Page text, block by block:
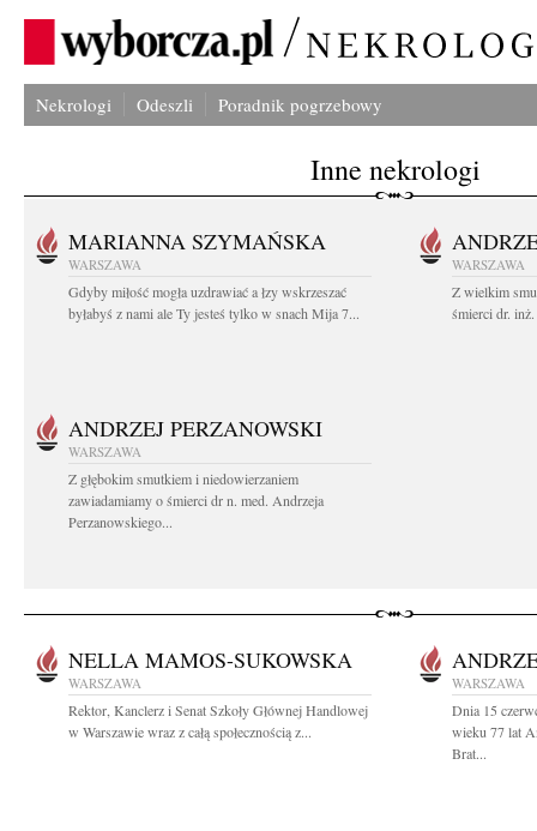
Nekrologi Odeszli Poradnik pogrzebowy
Inne nekrologi
MARIANNA SZYMAŃSKA
WARSZAWA
Gdyby miłość mogła uzdrawiać a łzy wskrzeszać
byłabyś z nami ale Ty jesteś tylko w snach Mija 7...
WARSZAWA
Z wielkim
śmierci dr.
ANDRZEJ PERZANOWSKI
WARSZAWA
Z głębokim smutkiem i niedowierzaniem
zawiadamiamy o śmierci dr n. med. Andrzeja
Perzanowskiego...
NELLA MAMOS-SUKOWSKA
WARSZAWA
Rektor, Kanclerz i Senat Szkoły Głównej Handlowej
w Warszawie wraz z całą społecznością z...
WARSZAWA
Dnia 15
wieku 77 lat
Brat...